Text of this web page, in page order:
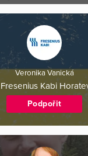
Veronika Vanická
Kabi
Podpořit